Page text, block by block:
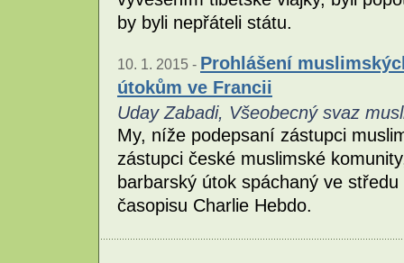
by byli nepřáteli státu.
10. 1. 2015 - Prohlášení
útokům ve Francii
Uday Zabadi, Všeobecný svaz
My, níže podepsaní zástupci
zástupci české muslimské
barbarský útok spáchaný ve
časopisu Charlie Hebdo.